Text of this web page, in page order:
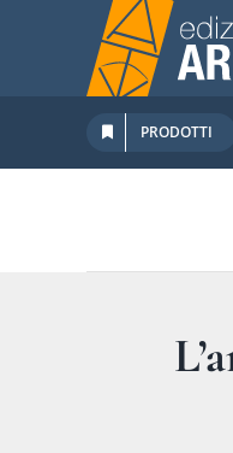
contenuto
PRODOTTI